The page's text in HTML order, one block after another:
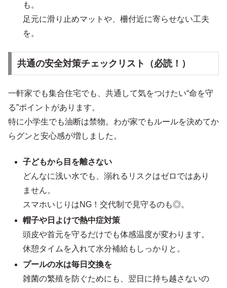
も。
足元に滑り止めマットや、柵付近に寄らせない工夫
を。
共通の安全対策チェックリスト（必読！）
一軒家でも集合住宅でも、共通して気をつけたい“命を守
る”ポイントがあります。
特に小学生でも油断は禁物。わが家でもルールを決めてか
らグンと安心感が増しました。
子どもから目を離さない
どんなに浅い水でも、溺れるリスクはゼロではあり
ません。
スマホいじりはNG！交代制で見守るのも◎。
帽子や日よけで熱中症対策
頭皮や首元を守るだけでも体感温度が変わります。
休憩タイムを入れて水分補給もしっかりと。
プールの水は毎日交換を
雑菌の繁殖を防ぐためにも、翌日に持ち越さないの